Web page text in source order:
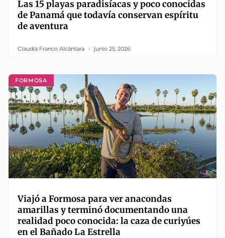
Las 15 playas paradisíacas y poco conocidas
de Panamá que todavía conservan espíritu
de aventura
Claudia Franco Alcántara junio 25, 2026
FORMOSA
Viajó a Formosa para ver anacondas
amarillas y terminó documentando una
realidad poco conocida: la caza de curiyúes
en el Bañado La Estrella